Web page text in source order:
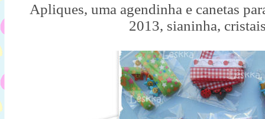
Apliques, uma agendinha e canetas
2013, sianinha,